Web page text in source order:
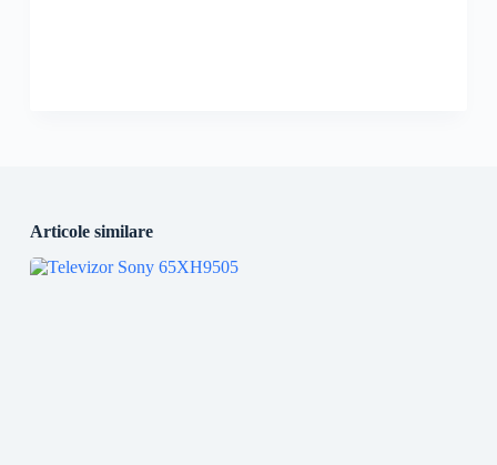
Articole similare